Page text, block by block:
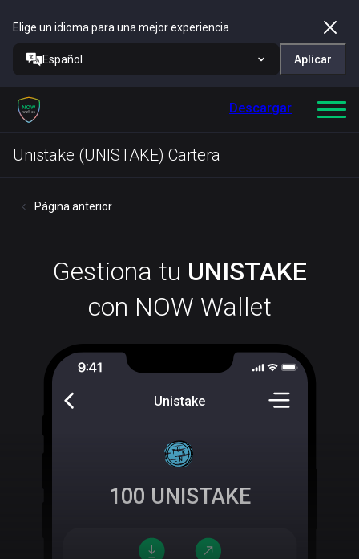
Elige un idioma para una mejor experiencia
Español Aplicar
Descargar
Unistake (UNISTAKE) Cartera
Página anterior
Gestiona tu UNISTAKE
con NOW Wallet
Unistake
100 UNISTAKE